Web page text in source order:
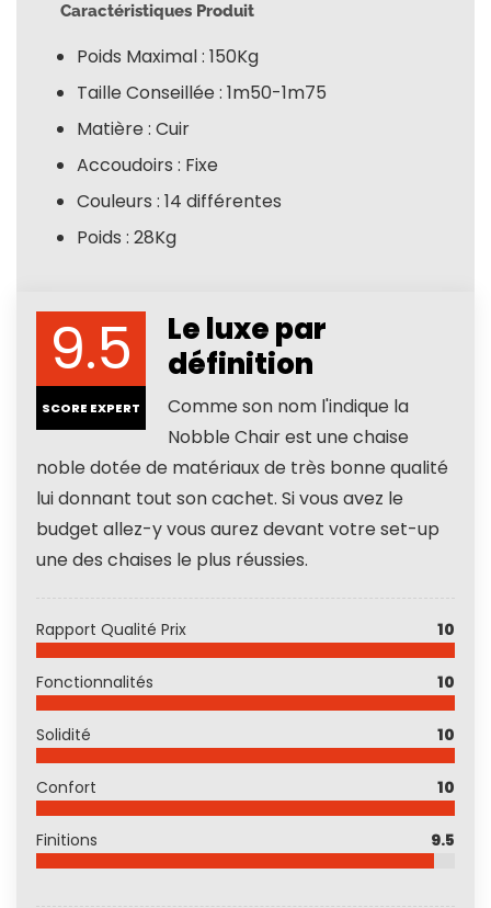
Caractéristiques Produit
Poids Maximal : 150Kg
Taille Conseillée : 1m50-1m75
Matière : Cuir
Accoudoirs : Fixe
Couleurs : 14 différentes
Poids : 28Kg
9.5
SCORE EXPERT
Le luxe par
définition
Comme son nom l'indique la
Nobble Chair est une chaise
noble dotée de matériaux de très bonne qualité
lui donnant tout son cachet. Si vous avez le
budget allez-y vous aurez devant votre set-up
une des chaises le plus réussies.
Rapport Qualité Prix 10
Fonctionnalités 10
Solidité 10
Confort 10
Finitions 9.5